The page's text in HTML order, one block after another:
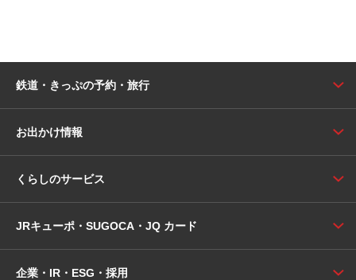
鉄道・きっぷの予約・旅行
お出かけ情報
くらしのサービス
JRキューポ・SUGOCA・JQ カード
企業・IR・ESG・採用